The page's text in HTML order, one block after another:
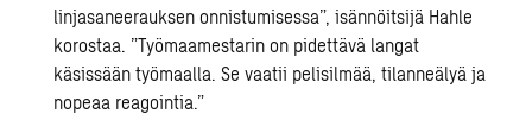
linjasaneerauksen onnistumisessa”, isännöitsijä Hahle
korostaa. ”Työmaamestarin on pidettävä langat
käsissään työmaalla. Se vaatii pelisilmää, tilanneälyä ja
nopeaa reagointia.”